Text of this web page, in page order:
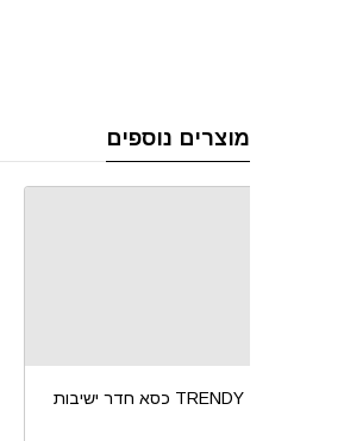
מוצרים נוספים